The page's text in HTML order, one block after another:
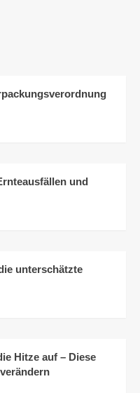
und
unterschätzte
Hitze auf – Diese